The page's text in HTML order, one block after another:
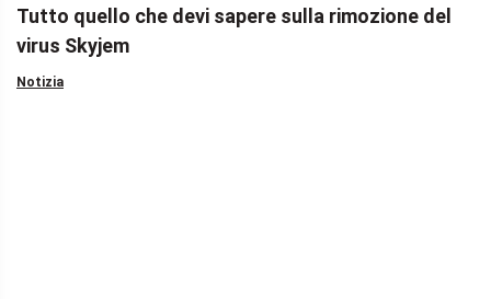
Tutto quello che devi sapere sulla rimozione del
virus Skyjem
Notizia